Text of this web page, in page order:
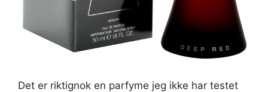
Det er riktignok en parfyme jeg ikke har testet